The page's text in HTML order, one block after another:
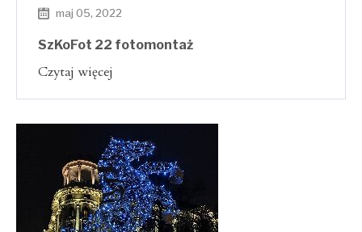
maj 05, 2022
SzKoFot 22 fotomontaż
Czytaj więcej